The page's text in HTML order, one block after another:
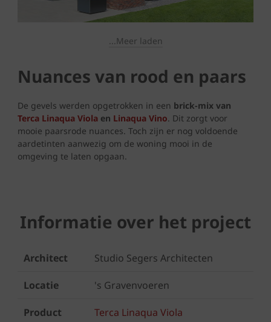
...Meer laden
Nuances van rood en paars
De gevels werden opgetrokken in een brick-mix van
Terca Linaqua Viola en Linaqua Vino. Dit zorgt voor
mooie paarsrode nuances. Toch zijn er nog voldoende
aardetinten aanwezig om de woning mooi in de
omgeving te laten opgaan.
Informatie over het project
Architect Studio Segers Architecten
Locatie 's Gravenvoeren
Product
Terca Linaqua Viola